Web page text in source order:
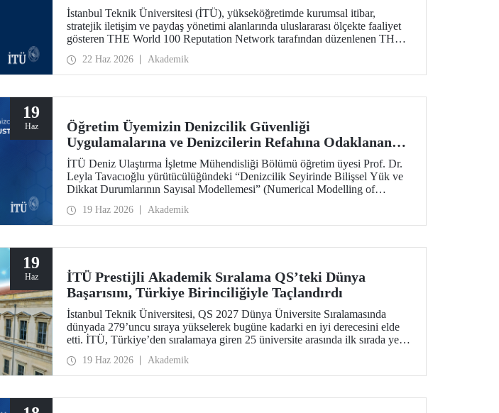
İstanbul Teknik Üniversitesi (İTÜ), yükseköğretimde kurumsal itibar,
stratejik iletişim ve paydaş yönetimi alanlarında uluslararası ölçekte faaliyet
gösteren THE World 100 Reputation Network tarafından düzenlenen THE
üniversite olarak yer aldı.
22 Haz 2026 Akademik
19
Haz
Öğretim Üyemizin Denizcilik Güvenliği
Uygulamalarına ve Denizcilerin Refahına Odaklanan
Projesine ITF Seafarers’ TRUST Desteği
İTÜ Deniz Ulaştırma İşletme Mühendisliği Bölümü öğretim üyesi Prof. Dr.
Leyla Tavacıoğlu yürütücülüğündeki “Denizcilik Seyirinde Bilişsel Yük ve
Dikkat Durumlarının Sayısal Modellemesi” (Numerical Modelling of
ITF Seafarers’ TRUST desteği kazandı. Proje, İTÜ Denizcilik Bilişsel
Ergonomi Araştırma Laboratuvarı tarafından gerçekleştirilecek.
19 Haz 2026 Akademik
19
Haz
İTÜ Prestijli Akademik Sıralama QS’teki Dünya
Başarısını, Türkiye Birinciliğiyle Taçlandırdı
İstanbul Teknik Üniversitesi, QS 2027 Dünya Üniversite Sıralamasında
dünyada 279’uncu sıraya yükselerek bugüne kadarki en iyi derecesini elde
etti. İTÜ, Türkiye’den sıralamaya giren 25 üniversite arasında ilk sırada yer
19 Haz 2026 Akademik